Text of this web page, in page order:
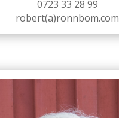
0723 33 28 99
robert(a)ronnbom.com